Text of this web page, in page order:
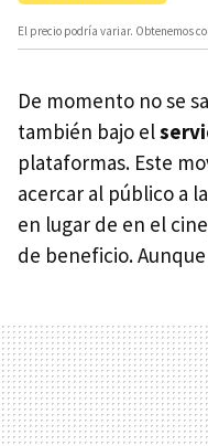
El precio podría variar. Obtenemos
De momento no se
también bajo el
plataformas. Este
acercar al público a
en lugar de en el
de beneficio.